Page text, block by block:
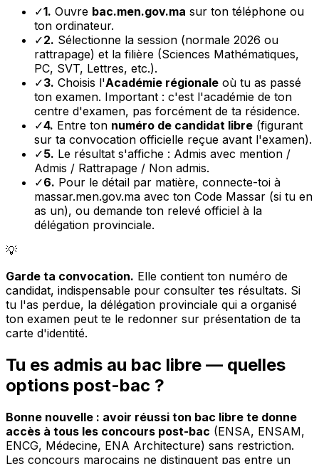
✓1. Ouvre bac.men.gov.ma sur ton téléphone ou
ton ordinateur.
✓2. Sélectionne la session (normale 2026 ou
rattrapage) et la filière (Sciences Mathématiques,
PC, SVT, Lettres, etc.).
✓3. Choisis l'Académie régionale où tu as passé
ton examen. Important : c'est l'académie de ton
centre d'examen, pas forcément de ta résidence.
✓4. Entre ton numéro de candidat libre (figurant
sur ta convocation officielle reçue avant l'examen).
✓5. Le résultat s'affiche : Admis avec mention /
Admis / Rattrapage / Non admis.
✓6. Pour le détail par matière, connecte-toi à
massar.men.gov.ma avec ton Code Massar (si tu en
as un), ou demande ton relevé officiel à la
délégation provinciale.
💡
Garde ta convocation. Elle contient ton numéro de
candidat, indispensable pour consulter tes résultats. Si
tu l'as perdue, la délégation provinciale qui a organisé
ton examen peut te le redonner sur présentation de ta
carte d'identité.
Tu es admis au bac libre — quelles
options post-bac ?
Bonne nouvelle : avoir réussi ton bac libre te donne
accès à tous les concours post-bac (ENSA, ENSAM,
ENCG, Médecine, ENA Architecture) sans restriction.
Les concours marocains ne distinguent pas entre un